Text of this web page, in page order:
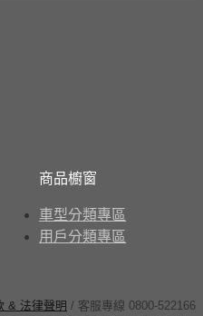
商品櫥窗
車型分類專區
用戶分類專區
& 法律聲明 / 客服專線 0800-522166